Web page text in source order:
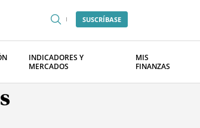
SUSCRÍBASE
INDICADORES Y
MERCADOS
MIS
FINANZAS